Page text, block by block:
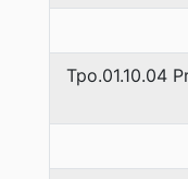
Tpo.01.10.04